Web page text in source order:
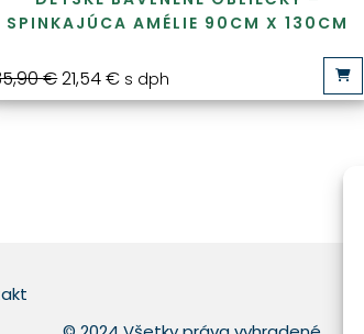
SPINKAJÚCA AMÉLIE 90CM X 130CM
€21,54€ s dph